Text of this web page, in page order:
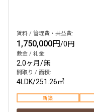
賃料 / 管理費・共益費:
1,750,000円/0円
敷金 / 礼金:
2.0ヶ月/無
間取り / 面積:
4LDK/251.26㎡
新築